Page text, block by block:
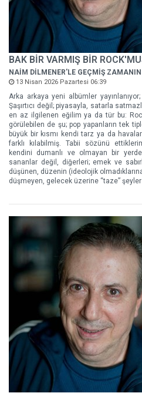
BAK BİR VARMIŞ BİR
NAİM DİLMENER'LE GEÇMİŞ
13 Nisan 2026 Pazartesi 06:39
Arka arkaya yeni albümler
Şaşırtıcı değil; piyasayla, satarla
en az ilgilenen eğilim ya da tür bu:
görülebilen de şu; pop yapanların tek
büyük bir kısmı kendi tarz ya da
farklı kılabilmiş. Tabii sözünü
kendini dumanlı ve olmayan bir
sananlar değil, diğerleri; emek ve
düşünen, düzenin (ideolojik
düşmeyen, gelecek üzerine “taze”